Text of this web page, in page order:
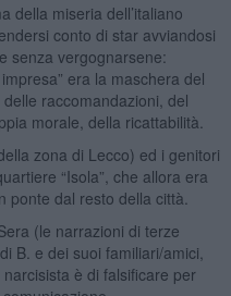
della miseria dell’italiano
conto di star avviandosi
senza vergognarsene:
era la maschera del
raccomandazioni, del
morale, della ricattabilità.
zona di Lecco) ed i genitori
“Isola”, che allora era
dal resto della città.
(le narrazioni di terze
B. e dei suoi familiari/amici,
è di falsificare per